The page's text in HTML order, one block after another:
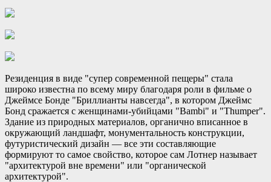
Резиденция в виде "супер современной пещеры" стала
широко известна по всему миру благодаря роли в фильме о
Джеймсе Бонде "Бриллианты навсегда", в котором Джеймс
Бонд сражается с женщинами-убийцами "Bambi" и "Thumper".
Здание из природных материалов, органично вписанное в
окружающий ландшафт, монументальность конструкции,
футуристический дизайн — все эти составляющие
формируют то самое свойство, которое сам Лотнер называет
"архитектурой вне времени" или "органической
архитектурой".